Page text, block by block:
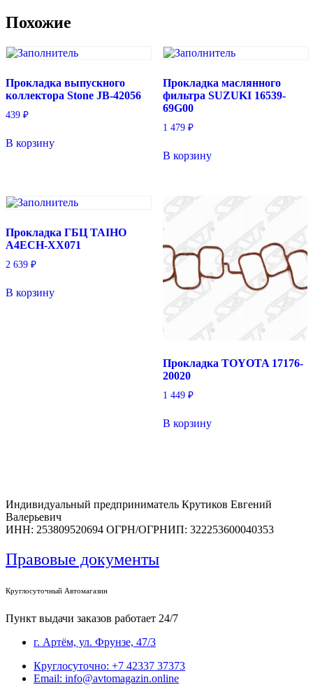
Похожие
Прокладка выпускного
коллектора Stone JB-42056
439 ₽
В корзину
Прокладка маслянного
фильтра SUZUKI 16539-
69G00
1 479 ₽
В корзину
Прокладка ГБЦ TAIHO
A4ECH-XX071
2 639 ₽
В корзину
Прокладка TOYOTA 17176-
20020
1 449 ₽
В корзину
Индивидуальный предприниматель Крутиков Евгений
Валерьевич
ИНН: 253809520694 ОГРН/ОГРНИП: 322253600040353
Правовые документы
Круглосуточный Автомагазин
Пункт выдачи заказов работает 24/7
г. Артём, ул. Фрунзе, 47/3
Круглосуточно: +7 42337 37373
Email: info@avtomagazin.online